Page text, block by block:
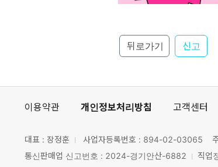
뒤로가기 신고
이용약관 개인정보처리방침 고객센터
대표 : 장정훈 사업자등록번호 : 894-02-03065
통신판매업 신고번호 : 2024-경기안산-6882
직업